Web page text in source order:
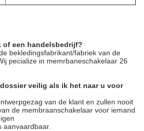
of een handelsbedrijf?
bekledingsfabrikant/fabriek van de
pecialize in memrbaneschakelaar 26
veilig als ik het naar u voor
van de klant en zullen nooit
de membraanschakelaar voor iemand
aanvaardbaar.